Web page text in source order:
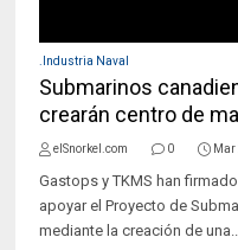
.Industria Naval
Submarinos
crearán centro de
elSnorkel.com 0 Mar
Gastops y TKMS han
apoyar el Proyecto de
mediante la creación de